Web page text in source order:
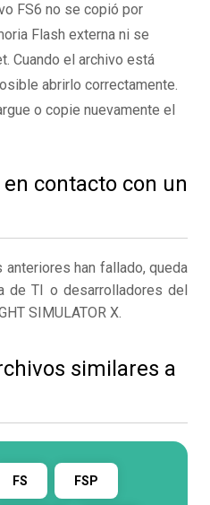
FS6 no se copió por
Flash externa ni se
Cuando el archivo está
abrirlo correctamente.
o copie nuevamente el
contacto con un
han fallado, queda
de TI o desarrolladores del
SIMULATOR X.
similares a
FS FSP